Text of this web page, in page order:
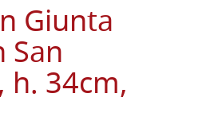
Giunta
San
h. 34cm,